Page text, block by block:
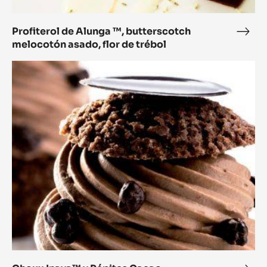
Profiterol de Alunga ™, butterscotch
melocotón asado, flor de trébol
flor
de
Choux
Inaya™
Pépites
Cacao